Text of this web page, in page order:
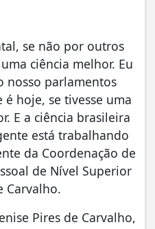
se não por outros
ciência melhor. Eu
nosso parlamentos
hoje, se tivesse uma
E a ciência brasileira
está trabalhando
da Coordenação de
de Nível Superior
Carvalho.
Pires de Carvalho,